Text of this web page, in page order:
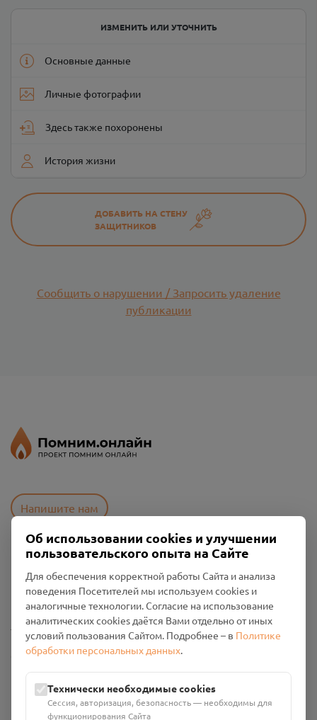
ИЗМЕНИТЬ ИЛИ УТОЧНИТЬ
Основные данные
Личные фотографии
Здесь также похоронены
История жизни
ДОБАВИТЬ НА СТЕНУ
ЗАЩИТНИКОВ
Сообщить о нарушении / Запросить удаление
публикации
Напишите нам
Политика конфиденциальности
Промо-материалы
Настройки cookies
Общество с ограниченной ответственностью «Смоленский
Проект Помним»
ИНН: 6700029207 ОГРН: 1256700001986
Юридический адрес: 216790, Смоленская область, р-н
Руднянский, г. Рудня, улица Западная, д. 26А, пом. 18
Об использовании cookies и улучшении
пользовательского опыта на Сайте
Для обеспечения корректной работы Сайта и анализа
поведения Посетителей мы используем cookies и
аналогичные технологии. Согласие на использование
аналитических cookies даётся Вами отдельно от иных
условий пользования Сайтом. Подробнее – в Политике
обработки персональных данных.
Технически необходимые cookies
Сессия, авторизация, безопасность — необходимы для
функционирования Сайта